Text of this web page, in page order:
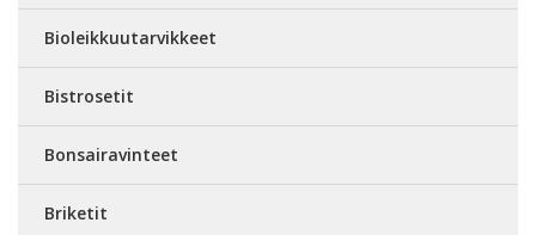
Bioleikkuutarvikkeet
Bistrosetit
Bonsairavinteet
Briketit